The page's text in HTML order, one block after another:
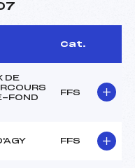
Cat.
DE
FOND
FFS
FFS